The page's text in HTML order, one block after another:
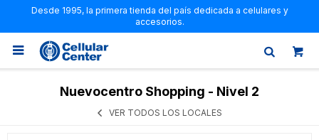
Desde 1995, la primera tienda del país dedicada a celulares y
accesorios.

Nuevocentro Shopping - Nivel 2
VER TODOS LOS LOCALES